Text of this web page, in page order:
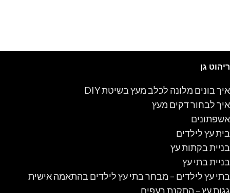
ריהוט גן
איך בונים מלונה לכלב מעץ בשיטת DIY
איך לבחור דקים מעץ
אשפתונים
בית עץ לילדים
בניית בקתות עץ
בניית בתי עץ
בתי עץ לילדים – מבחר בתי עץ לילדים בהתאמה אישית
גגות עץ – התקנת רעפים